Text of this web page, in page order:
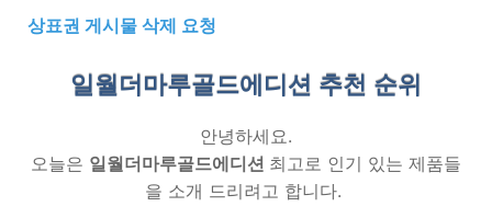
상표권 게시물 삭제 요청
일월더마루골드에디션 추천 순위
안녕하세요.
오늘은 일월더마루골드에디션 최고로 인기 있는 제품들
을 소개 드리려고 합니다.